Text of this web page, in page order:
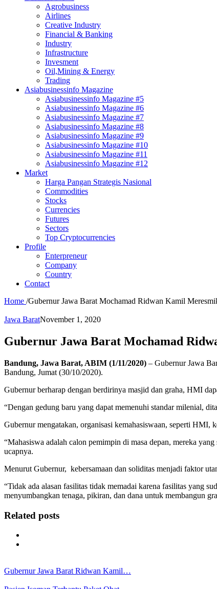
Agrobusiness
Airlines
Creative Industry
Financial & Banking
Industry
Infrastructure
Invesment
Oil,Mining & Energy
Trading
Asiabusinessinfo Magazine
Asiabusinessinfo Magazine #5
Asiabusinessinfo Magazine #6
Asiabusinessinfo Magazine #7
Asiabusinessinfo Magazine #8
Asiabusinessinfo Magazine #9
Asiabusinessinfo Magazine #10
Asiabusinessinfo Magazine #11
Asiabusinessinfo Magazine #12
Market
Harga Pangan Strategis Nasional
Commodities
Stocks
Currencies
Futures
Sectors
Top Cryptocurrencies
Profile
Enterpreneur
Company
Country
Contact
Home /Gubernur Jawa Barat Mochamad Ridwan Kamil
Jawa BaratNovember 1, 2020
Gubernur Jawa Barat Mochamad
Bandung, Jawa Barat, ABIM (1/11/2020) – Gubernur Jawa
Bandung, Jumat (30/10/2020).
Gubernur berharap dengan berdirinya masjid dan graha, HMI
“Dengan gedung baru yang dapat memenuhi standar milenial,
Gubernur mengatakan, organisasi kemahasiswaan, seperti HMI,
“Mahasiswa adalah calon pemimpin di masa depan, mereka
ucapnya.
Menurut Gubernur, kebersamaan dan soliditas menjadi faktor
“Tidak ada alasan fasilitas tidak memadai karena fasilitas yang
menyumbangkan tenaga, pikiran, dan dana untuk membangun
Related posts
Gubernur Jawa Barat Ridwan Kamil…